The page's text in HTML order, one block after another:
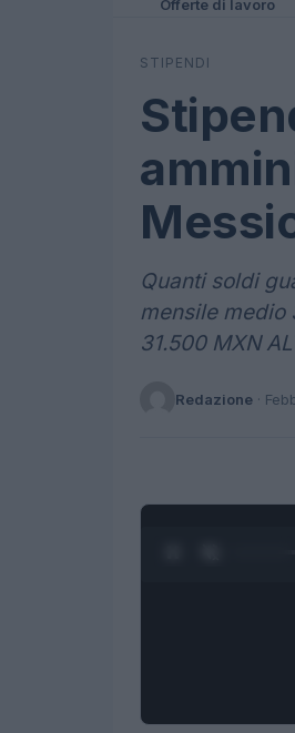
Offerte di lavoro
STIPENDI
Quanti soldi
mensile medio
31.500 MXN
Redazione ·